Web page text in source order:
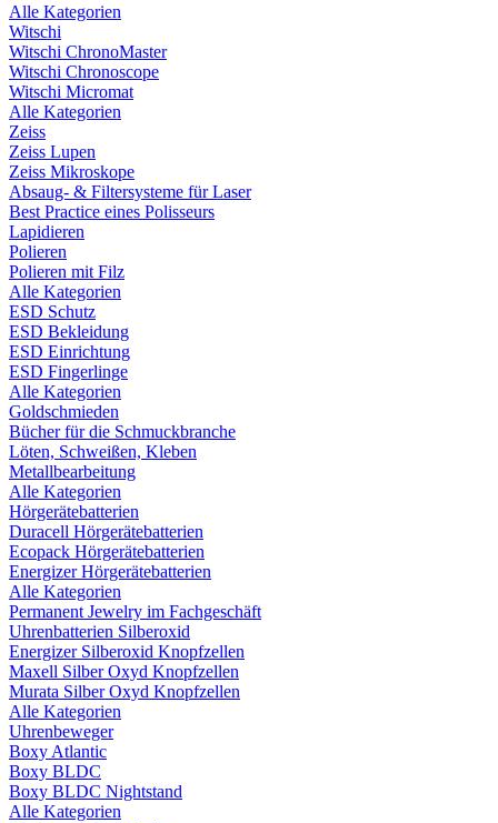
Alle Kategorien
Witschi
Witschi ChronoMaster
Witschi Chronoscope
Witschi Micromat
Alle Kategorien
Zeiss
Zeiss Lupen
Zeiss Mikroskope
Absaug- & Filtersysteme für Laser
Best Practice eines Polisseurs
Lapidieren
Polieren
Polieren mit Filz
Alle Kategorien
ESD Schutz
ESD Bekleidung
ESD Einrichtung
ESD Fingerlinge
Alle Kategorien
Goldschmieden
Bücher für die Schmuckbranche
Löten, Schweißen, Kleben
Metallbearbeitung
Alle Kategorien
Hörgerätebatterien
Duracell Hörgerätebatterien
Ecopack Hörgerätebatterien
Energizer Hörgerätebatterien
Alle Kategorien
Permanent Jewelry im Fachgeschäft
Uhrenbatterien Silberoxid
Energizer Silberoxid Knopfzellen
Maxell Silber Oxyd Knopfzellen
Murata Silber Oxyd Knopfzellen
Alle Kategorien
Uhrenbeweger
Boxy Atlantic
Boxy BLDC
Boxy BLDC Nightstand
Alle Kategorien